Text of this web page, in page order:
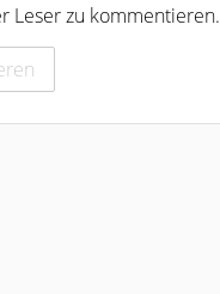
Leser zu kommentieren.